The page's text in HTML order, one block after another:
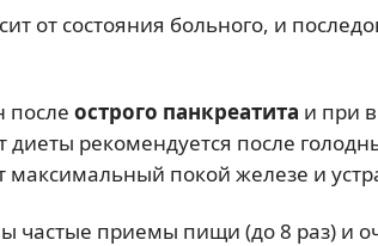
от состояния больного, и
после острого панкреатита и при
диеты рекомендуется после
максимальный покой железе и
частые приемы пищи (до 8 раз) и